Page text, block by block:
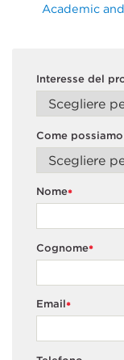
Academic
Interesse del
Come
*
Nome
*
Cognome
*
Email